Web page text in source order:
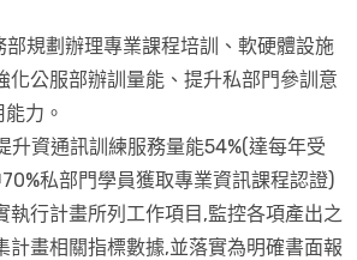
部規劃辦理專業課程培訓、軟硬體設施
化公服部辦訓量能、提升私部門參訓意
力。
升資通訊訓練服務量能54%(達每年受
私部門學員獲取專業資訊課程認證)
執行計畫所列工作項目,監控各項產出之
計畫相關指標數據,並落實為明確書面報